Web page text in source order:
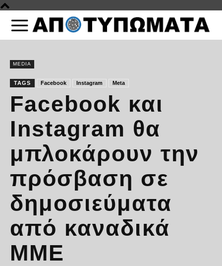
MEDIA
TAGS Facebook Instagram Meta
Facebook και
Instagram θα
μπλοκάρουν την
πρόσβαση σε
δημοσιεύματα
από καναδικά
ΜΜΕ